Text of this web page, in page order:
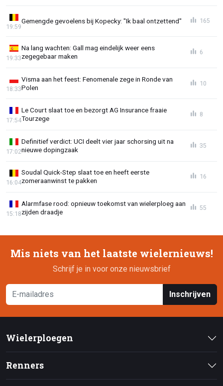
Gemengde gevoelens bij Kopecky: "Ik baal ontzettend"
19:59
165
Na lang wachten: Gall mag eindelijk weer eens
zegegebaar maken
19:33
6
Visma aan het feest: Fenomenale zege in Ronde van
Polen
18:33
10
Le Court slaat toe en bezorgt AG Insurance fraaie
Tourzege
17:54
8
Definitief verdict: UCI deelt vier jaar schorsing uit na
nieuwe dopingzaak
17:02
35
Soudal Quick-Step slaat toe en heeft eerste
zomeraanwinst te pakken
16:04
16
Alarmfase rood: opnieuw toekomst van wielerploeg aan
zijden draadje
15:18
55
Mis niets van het laatste wielernieuws!
Schrijf je in voor onze nieuwsbrief
Inschrijven
Wielerploegen
Renners